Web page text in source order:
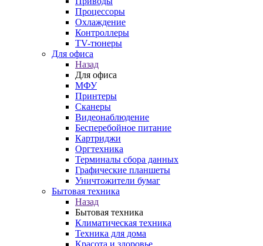
Процессоры
Охлаждение
Контроллеры
TV-тюнеры
Для офиса
Назад
Для офиса
МФУ
Принтеры
Сканеры
Видеонаблюдение
Бесперебойное питание
Картриджи
Оргтехника
Терминалы сбора данных
Графические планшеты
Уничтожители бумаг
Бытовая техника
Назад
Бытовая техника
Климатическая техника
Техника для дома
Красота и здоровье